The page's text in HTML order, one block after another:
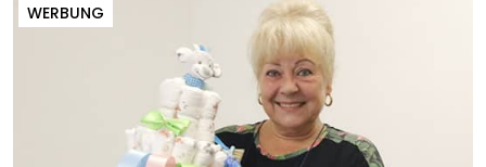
WERBUNG